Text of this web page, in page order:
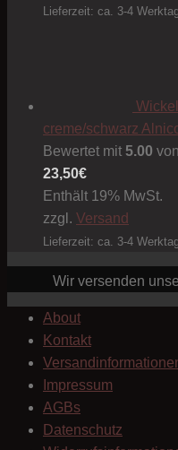
Lieferzeit: ca. 3-4
creme/schwarz
Bewertet mit 5.00
23,50€
Enthält 19% MwSt.
zzgl. Versand
Lieferzeit: ca. 3-4
Wir versenden
About
Kontakt
Impressum
AGBs
Datenschutz